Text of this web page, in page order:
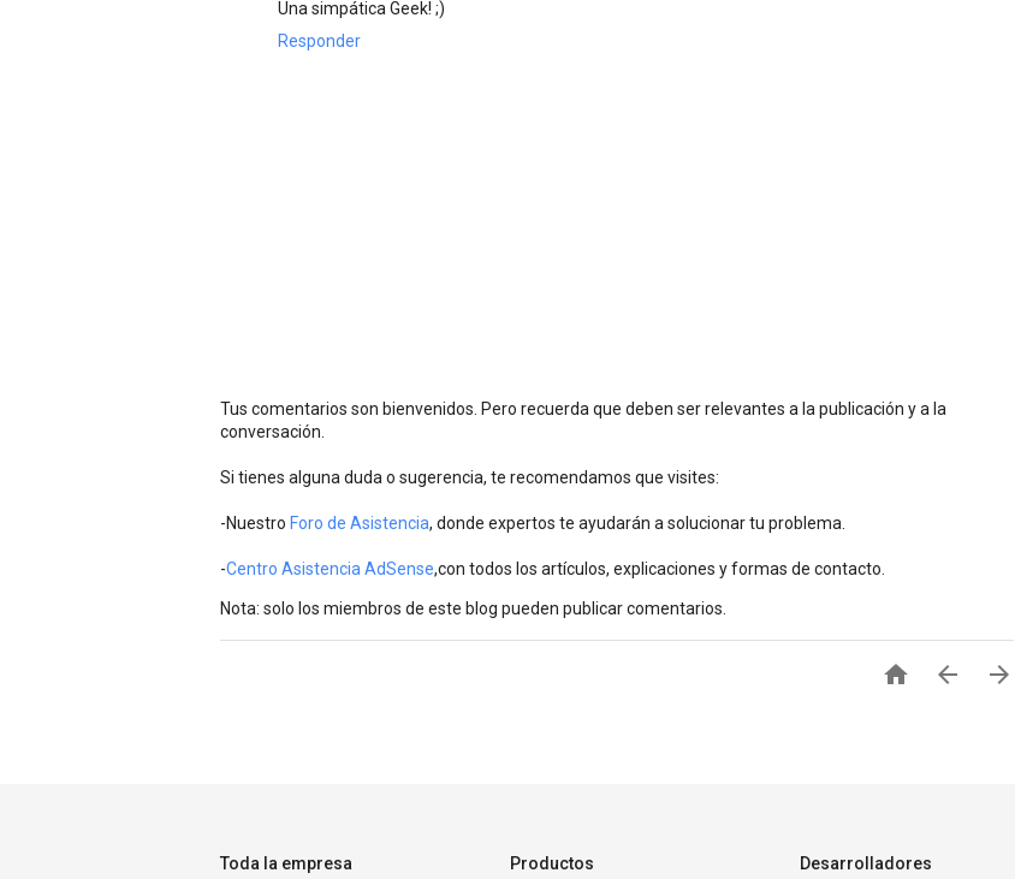
Una simpática Geek! ;)
Responder
Tus comentarios son bienvenidos. Pero recuerda que deben ser relevantes a la publicación y a la
conversación.
Si tienes alguna duda o sugerencia, te recomendamos que visites:
-Nuestro Foro de Asistencia, donde expertos te ayudarán a solucionar tu problema.
-Centro Asistencia AdSense,con todos los artículos, explicaciones y formas de contacto.
Nota: solo los miembros de este blog pueden publicar comentarios.
  
Toda la empresa Productos Desarrolladores